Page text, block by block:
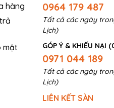
hàng
mật
0964 179 487
Tất cả các ngày
Lịch)
GÓP Ý & KHIẾU NẠI
0971 044 189
Tất cả các ngày
Lịch)
LIÊN KẾT SÀN